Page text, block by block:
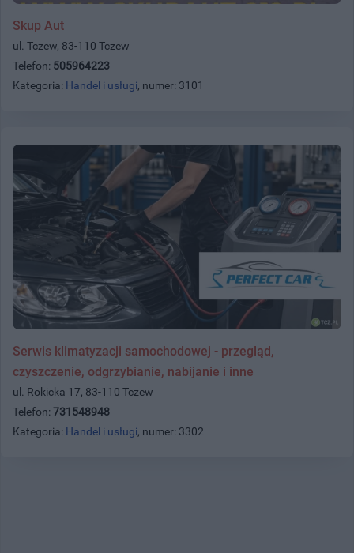
Skup Aut
ul. Tczew, 83-110 Tczew
Telefon: 505964223
Kategoria: Handel i usługi, numer: 3101
Serwis klimatyzacji samochodowej - przegląd,
czyszczenie, odgrzybianie, nabijanie i inne
ul. Rokicka 17, 83-110 Tczew
Telefon: 731548948
Kategoria: Handel i usługi, numer: 3302